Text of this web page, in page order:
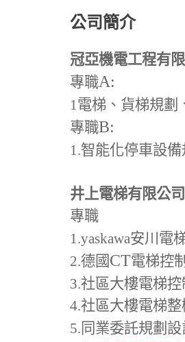
公司簡介
冠亞機電工程有
專職A:
1電梯、貨梯規劃
專職B:
1.智能化停車設
井上電梯有限公司
專職
1.yaskawa安川電
2.德國 CT電梯控
3.社區大樓電梯
4.社區大樓電梯整
5. 同業委託規劃設